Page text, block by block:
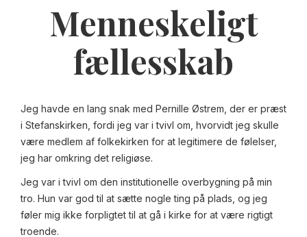
Menneskeligt
fællesskab
Jeg havde en lang snak med Pernille Østrem, der er præst
i Stefanskirken, fordi jeg var i tvivl om, hvorvidt jeg skulle
være medlem af folkekirken for at legitimere de følelser,
jeg har omkring det religiøse.
Jeg var i tvivl om den institutionelle overbygning på min
tro. Hun var god til at sætte nogle ting på plads, og jeg
føler mig ikke forpligtet til at gå i kirke for at være rigtigt
troende.